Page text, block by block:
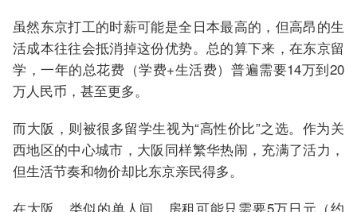
虽然东京打工的时薪可能是全日本最高的，但高昂的生
活成本往往会抵消掉这份优势。总的算下来，在东京留
学，一年的总花费（学费+生活费）普遍需要14万到20
万人民币，甚至更多。
而大阪，则被很多留学生视为“高性价比”之选。作为关
西地区的中心城市，大阪同样繁华热闹，充满了活力，
但生活节奏和物价却比东京亲民得多。
在大阪，类似的单人间，房租可能只需要5万日元（约